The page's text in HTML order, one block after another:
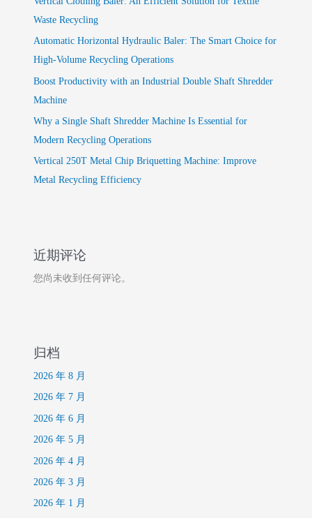
Waste Recycling
Automatic Horizontal Hydraulic Baler: The Smart Choice for
High-Volume Recycling Operations
Boost Productivity with an Industrial Double Shaft Shredder
Machine
Why a Single Shaft Shredder Machine Is Essential for
Modern Recycling Operations
Vertical 250T Metal Chip Briquetting Machine: Improve
Metal Recycling Efficiency
近期评论
您尚未收到任何评论。
归档
2026 年 8 月
2026 年 7 月
2026 年 6 月
2026 年 5 月
2026 年 4 月
2026 年 3 月
2026 年 1 月